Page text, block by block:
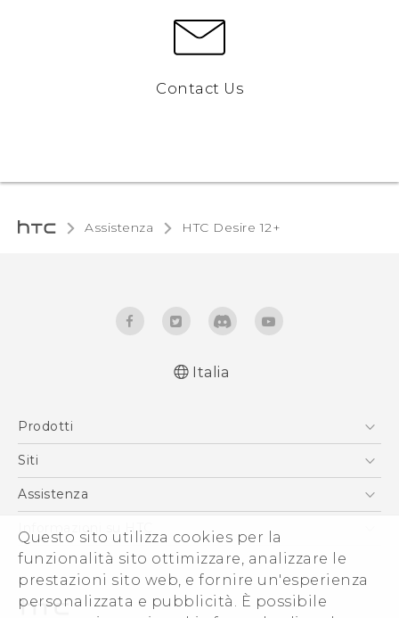
Questo sito utilizza cookies per la
funzionalità sito ottimizzare, analizzare le
prestazioni sito web, e fornire un'esperienza
personalizzata e pubblicità. È possibile
Contact Us
Assistenza HTC Desire 12+‎
normativa
Safety and regulatory guide
Italia
Prodotti
Smartphone
Vive
Accessori
Siti
HTC VIVE
Assistenza
Ecommerce Assistenza
Informazioni su HTC
ESG
Uffici Commerciali
Investitori (Inglese)